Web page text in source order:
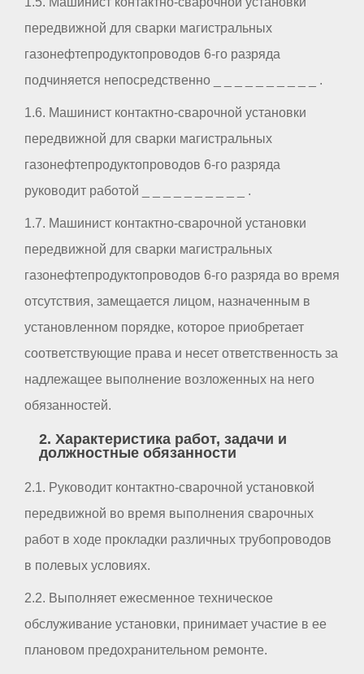
передвижной для сварки магистральных
газонефтепродуктопроводов 6-го разряда
подчиняется непосредственно _ _ _ _ _ _ _ _ _ _ .
1.6. Машинист контактно-сварочной установки
передвижной для сварки магистральных
газонефтепродуктопроводов 6-го разряда
руководит работой _ _ _ _ _ _ _ _ _ _ .
1.7. Машинист контактно-сварочной установки
передвижной для сварки магистральных
газонефтепродуктопроводов 6-го разряда во время
отсутствия, замещается лицом, назначенным в
установленном порядке, которое приобретает
соответствующие права и несет ответственность за
надлежащее выполнение возложенных на него
обязанностей.
2. Характеристика работ, задачи и
должностные обязанности
2.1. Руководит контактно-сварочной установкой
передвижной во время выполнения сварочных
работ в ходе прокладки различных трубопроводов
в полевых условиях.
2.2. Выполняет ежесменное техническое
обслуживание установки, принимает участие в ее
плановом предохранительном ремонте.